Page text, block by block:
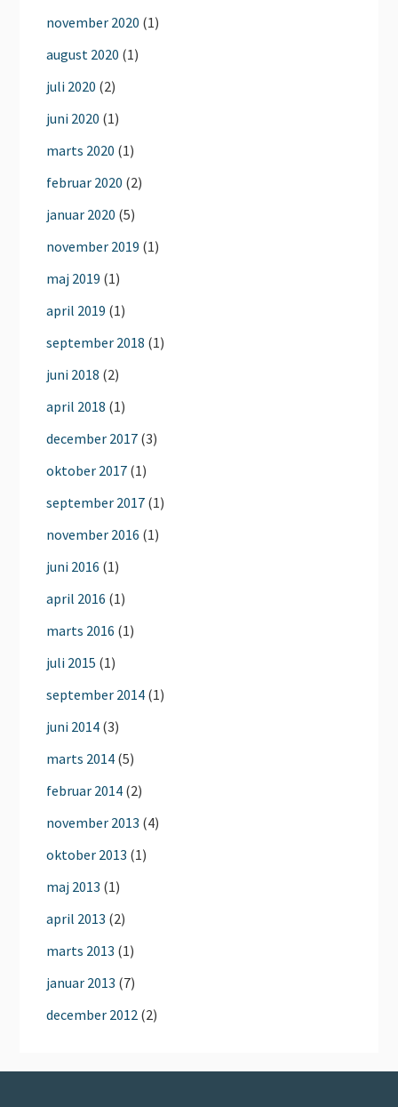
november 2020 (1)
august 2020 (1)
juli 2020 (2)
juni 2020 (1)
marts 2020 (1)
februar 2020 (2)
januar 2020 (5)
november 2019 (1)
maj 2019 (1)
april 2019 (1)
september 2018 (1)
juni 2018 (2)
april 2018 (1)
december 2017 (3)
oktober 2017 (1)
september 2017 (1)
november 2016 (1)
juni 2016 (1)
april 2016 (1)
marts 2016 (1)
juli 2015 (1)
september 2014 (1)
juni 2014 (3)
marts 2014 (5)
februar 2014 (2)
november 2013 (4)
oktober 2013 (1)
maj 2013 (1)
april 2013 (2)
marts 2013 (1)
januar 2013 (7)
december 2012 (2)